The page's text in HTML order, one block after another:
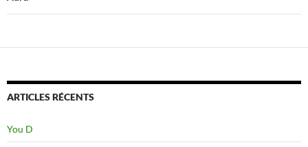
ARTICLES RÉCENTS
You D